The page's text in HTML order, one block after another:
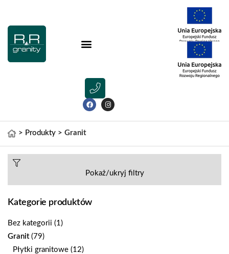
> Produkty > Granit
Pokaż/ukryj filtry
Kategorie produktów
Bez kategorii (1)
Granit (79)
Płytki granitowe (12)